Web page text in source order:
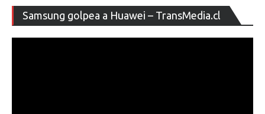
entradas
Samsung golpea a Huawei – TransMedia.cl
de